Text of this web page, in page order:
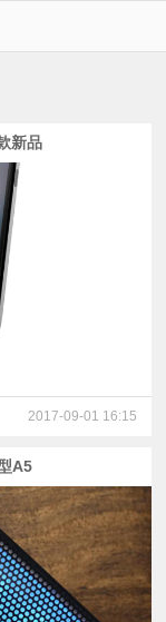
新品
2017-09-01 16:15
A5